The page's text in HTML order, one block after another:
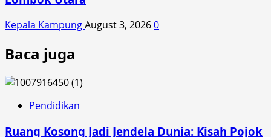
Kepala KampungAugust 3, 20260
Baca juga
Pendidikan
Ruang Kosong Jadi Jendela Dunia: Kisah Pojok